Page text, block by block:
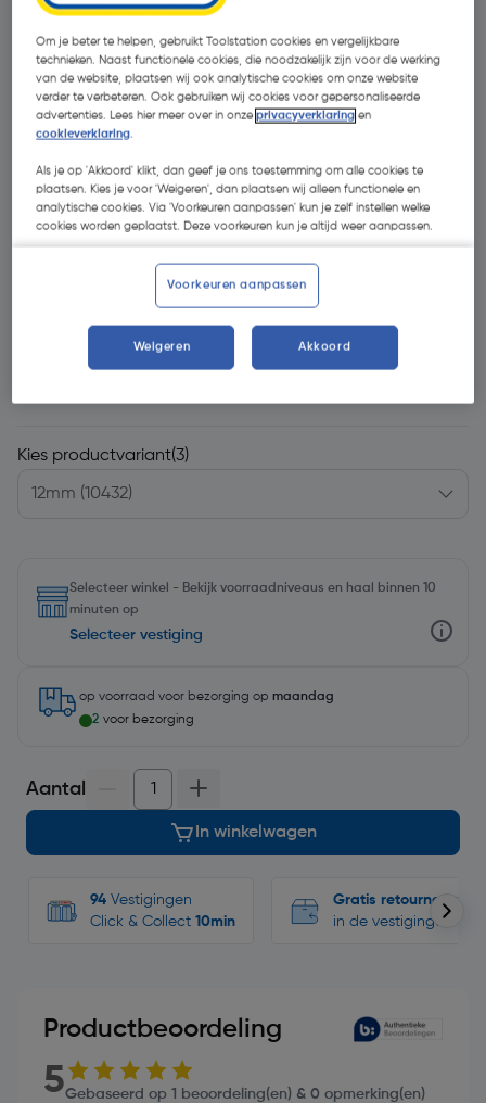
- 32 %
€ 2,39
Kies productvariant(3)
Selecteer winkel - Bekijk voorraadniveaus en haal binnen 10
minuten op
Selecteer vestiging
op voorraad voor bezorging op maandag
2 voor bezorging
Aantal
In winkelwagen
94 Vestigingen
Click & Collect 10min
Gratis retourneren
in de vestigingen
Productbeoordeling
5Gebaseerd op 1 beoordeling(en) & 0 opmerking(en)
Om je beter te helpen, gebruikt Toolstation cookies en vergelijkbare
technieken. Naast functionele cookies, die noodzakelijk zijn voor de werking
van de website, plaatsen wij ook analytische cookies om onze website
verder te verbeteren. Ook gebruiken wij cookies voor gepersonaliseerde
advertenties. Lees hier meer over in onzeprivacyverklaring en
cookieverklaring.
Als je op 'Akkoord' klikt, dan geef je ons toestemming om alle cookies te
plaatsen. Kies je voor 'Weigeren', dan plaatsen wij alleen functionele en
analytische cookies. Via 'Voorkeuren aanpassen' kun je zelf instellen welke
cookies worden geplaatst. Deze voorkeuren kun je altijd weer aanpassen.
Voorkeuren aanpassen
Weigeren Akkoord